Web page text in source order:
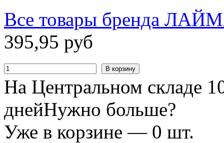
Все товары бренда
395,95 руб
В корзину
На Центральном складе
днейНужно больше?
Уже в корзине — 0 шт.